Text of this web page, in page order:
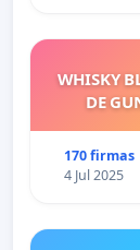
WHISKY
DE
170 firmas
4 Jul 2025